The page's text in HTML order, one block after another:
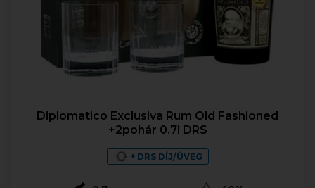
Diplomatico Exclusiva Rum Old Fashioned
+2pohár 0.7l DRS
+ DRS DÍJ/ÜVEG